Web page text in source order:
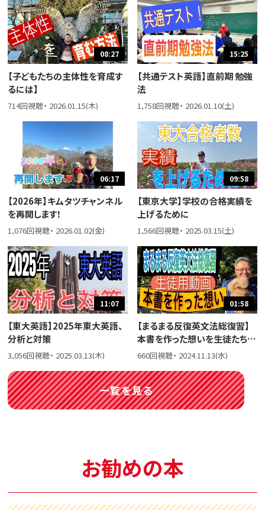
08:27
【子どもたちの主体性を育成す
るには】
714回視聴・ 2026.01.15(木)
15:25
【共通テスト英語】直前期 勉強
法
1,758回視聴・ 2026.01.10(土)
06:17
【2026年】キムタツチャンネル
を再開します！
1,076回視聴・ 2026.01.02(金)
09:58
【東京大学】学校の合格実績を
上げるために
1,566回視聴・ 2025.03.15(土)
11:07
【東大英語】2025年東大英語、
分析と対策
3,056回視聴・ 2025.03.13(木)
01:58
【まるまる反復英文法総復習】
本書を作った想いを生徒たちに
話しました。
660回視聴・ 2024.11.13(水)
一覧を見る
お勧めの本